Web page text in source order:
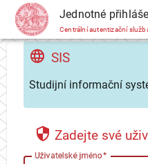
CAS Jednotné
Centrální autentizační
SIS
Studijní informační
Zadejte své
Uživatelské jméno